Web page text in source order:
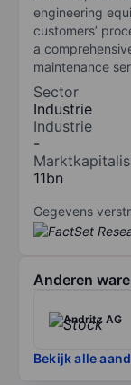
engineering
customers’
a
maintenance
Sector
Industrie
Industrie
-
11bn
Gegevens
Anderen
Andritz AG
Bekijk alle